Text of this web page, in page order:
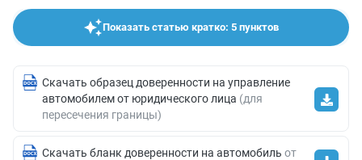
Показать статью кратко: 5 пунктов
Скачать образец доверенности на управление
автомобилем от юридического лица (для
пересечения границы)
Скачать бланк доверенности на автомобиль от